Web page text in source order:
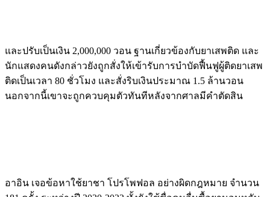
และปรับเป็นเงิน 2,000,000 วอน ฐานเกี่ยวข้องกับยาเสพติด และ
นักแสดงคนดังกล่าวยังถูกสั่งให้เข้ารับการบำบัดฟื้นฟูผู้ติดยาเสพ
ติดเป็นเวลา 80 ชั่วโมง และสั่งริบเงินประมาณ 1.5 ล้านวอน
นอกจากนี้เขาจะถูกควบคุมตัวทันทีหลังจากศาลมีคำตัดสิน
อาอิน เจอข้อหาใช้ยาชา โปรโพฟอล อย่างผิดกฎหมาย จำนวน